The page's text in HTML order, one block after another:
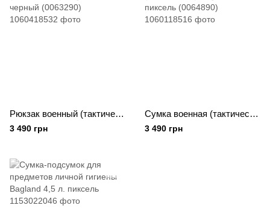
Рюкзак военный (тактический) Bagland 29 л. черный (0063290)
3 490 грн
Сумка военная (тактическая) Bagland 110 л. пиксель (0064890)
3 490 грн